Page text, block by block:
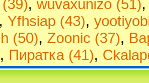
, wuvaxunizo (51)
, Yfhsiap (43),
(50), Zoonic (37),
, Пиратка (41),